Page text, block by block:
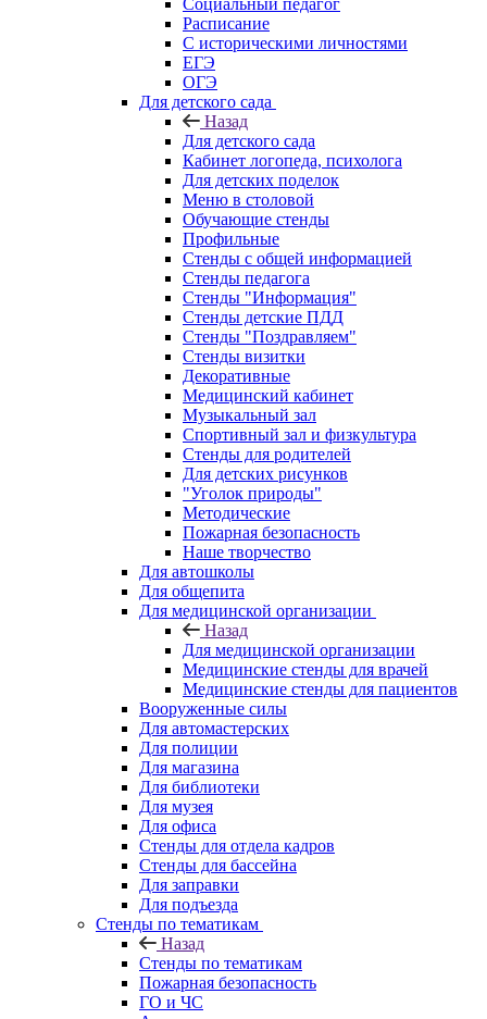
Социальный педагог
Расписание
С историческими личностями
ЕГЭ
ОГЭ
Для детского сада
Назад
Для детского сада
Кабинет логопеда, психолога
Для детских поделок
Меню в столовой
Обучающие стенды
Профильные
Стенды с общей информацией
Стенды педагога
Стенды "Информация"
Стенды детские ПДД
Стенды "Поздравляем"
Стенды визитки
Декоративные
Медицинский кабинет
Музыкальный зал
Спортивный зал и физкультура
Стенды для родителей
Для детских рисунков
"Уголок природы"
Методические
Пожарная безопасность
Наше творчество
Для автошколы
Для общепита
Для медицинской организации
Назад
Для медицинской организации
Медицинские стенды для врачей
Медицинские стенды для пациентов
Вооруженные силы
Для автомастерских
Для полиции
Для магазина
Для библиотеки
Для музея
Для офиса
Стенды для отдела кадров
Стенды для бассейна
Для заправки
Для подъезда
Стенды по тематикам
Назад
Стенды по тематикам
Пожарная безопасность
ГО и ЧС